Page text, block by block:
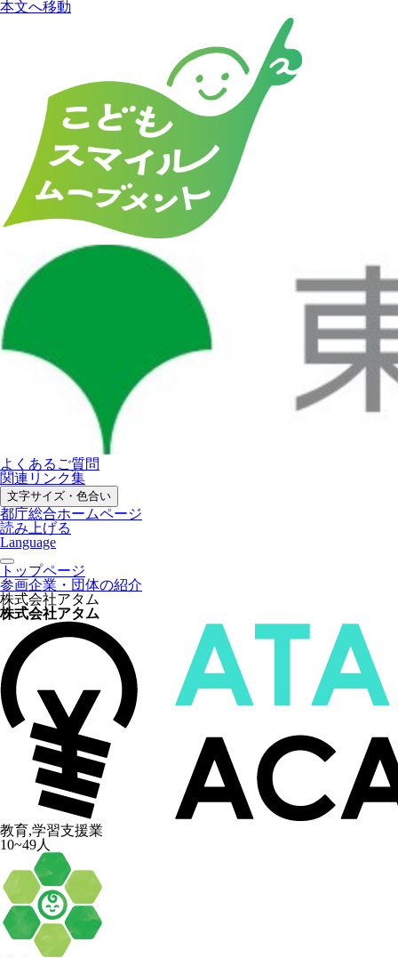
本文へ移動
よくあるご質問
関連リンク集
文字サイズ・色合い
都庁総合ホームページ
読み上げる
Language
トップページ
参画企業・団体の紹介
株式会社アタム
株式会社アタム
教育,学習支援業
10~49人